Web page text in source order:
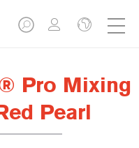
Pro Mixing
Pearl